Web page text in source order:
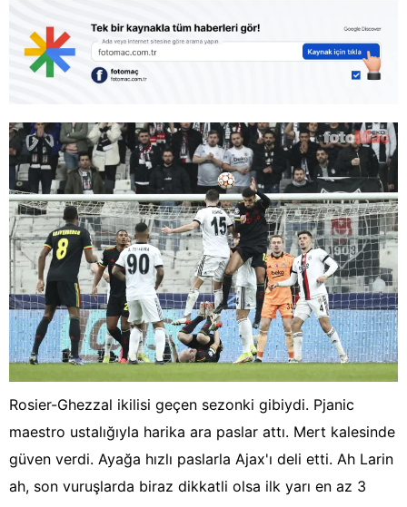
Rosier-Ghezzal ikilisi geçen sezonki gibiydi. Pjanic
maestro ustalığıyla harika ara paslar attı. Mert kalesinde
güven verdi. Ayağa hızlı paslarla Ajax'ı deli etti. Ah Larin
ah, son vuruşlarda biraz dikkatli olsa ilk yarı en az 3